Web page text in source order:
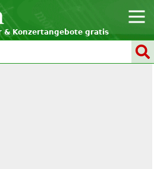
& Konzertangebote gratis